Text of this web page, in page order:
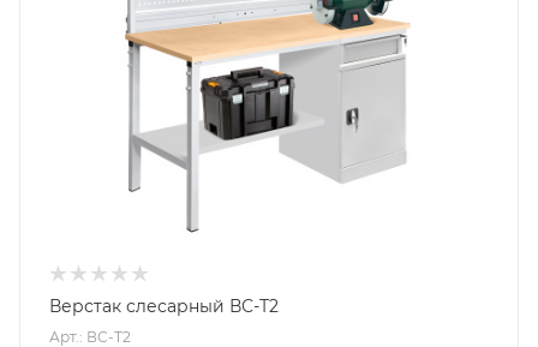
Верстак слесарный ВС-Т2
Арт.: ВС-Т2